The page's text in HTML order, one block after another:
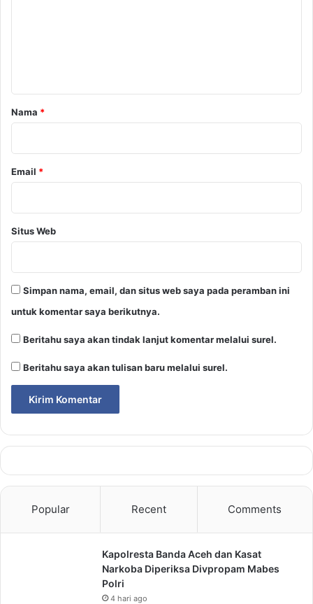
rNama *
Email *
Situs Web
Simpan nama, email, dan situs web saya pada peramban ini
untuk komentar saya berikutnya.
Beritahu saya akan tindak lanjut komentar melalui surel.
Beritahu saya akan tulisan baru melalui surel.
Popular Recent Comments
Kapolresta Banda Aceh dan Kasat
Narkoba Diperiksa Divpropam Mabes
Polri
4 hari ago